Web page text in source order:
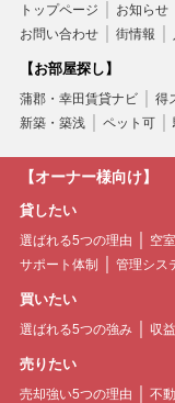
トップページ お知らせ
お問い合わせ
街情報
【お部屋探し】
蒲郡・幸田賃貸ナビ 得
新築・築浅
ペット可
【オーナー様向け】
貸したい
選ばれる5つの理由 空
サポート体制
管理シス
買いたい
選ばれる5つの強み 収
売りたい
売却強い5つの理由 不